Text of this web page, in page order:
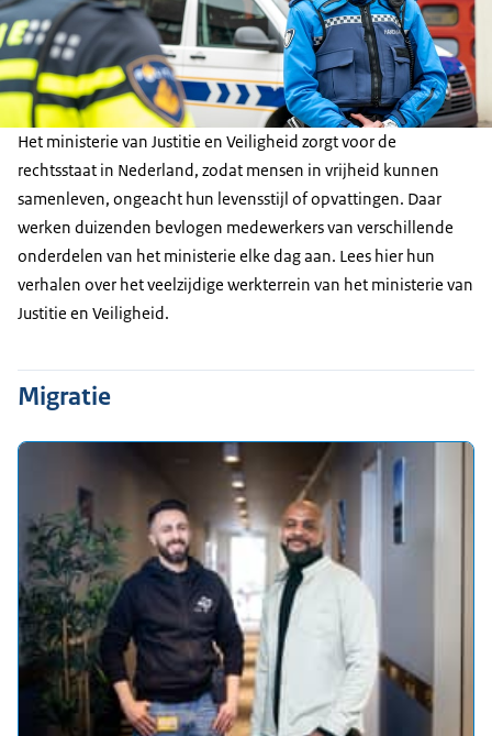
Het ministerie van Justitie en Veiligheid zorgt voor de
rechtsstaat in Nederland, zodat mensen in vrijheid kunnen
samenleven, ongeacht hun levensstijl of opvattingen. Daar
werken duizenden bevlogen medewerkers van verschillende
onderdelen van het ministerie elke dag aan. Lees hier hun
verhalen over het veelzijdige werkterrein van het ministerie van
Justitie en Veiligheid.
Migratie